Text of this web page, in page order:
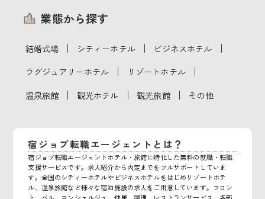
業態から探す
結婚式場 ｜ シティーホテル ｜ ビジネスホテル ｜
ラグジュアリーホテル ｜ リゾートホテル ｜
温泉旅館 ｜ 観光ホテル ｜ 観光旅館 ｜ その他
宿ジョブ転職エージェントとは？
宿ジョブ転職エージェントホテル・旅館に特化した無料の就職・転職
支援サービスです。求人紹介から内定までをフルサポートしていま
す。全国のシティーホテルやビジネスホテルをはじめリゾートホテ
ル、温泉旅館など様々な宿泊施設の求人をご用意しています。フロン